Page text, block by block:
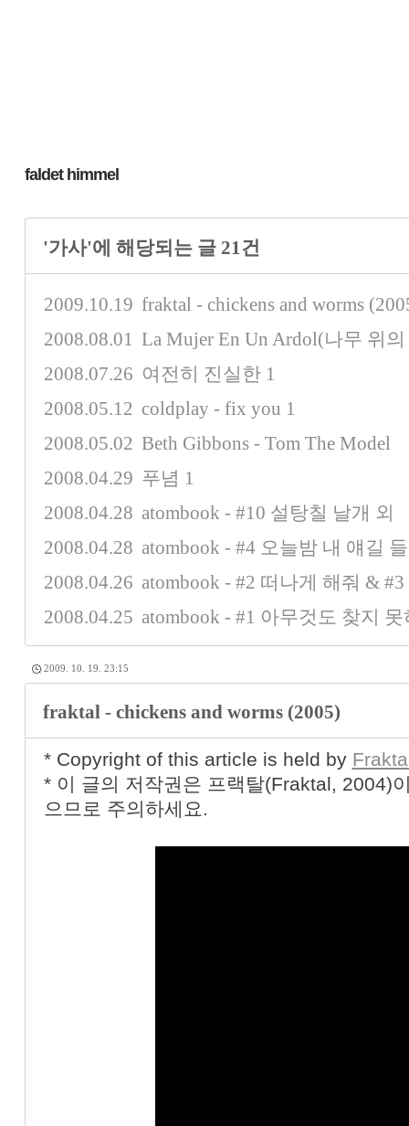
faldet himmel
'가사'에 해당되는 글 21건
2009.10.19 fraktal - chickens and worms
2008.08.01 La Mujer En Un Ardol(나무 위
2008.07.26 여전히 진실한 1
2008.05.12 coldplay - fix you 1
2008.05.02 Beth Gibbons - Tom The Model
2008.04.29 푸념 1
2008.04.28 atombook - #10 설탕칠 날개 외
2008.04.28 atombook - #4 오늘밤 내 얘길
2008.04.26 atombook - #2 떠나게 해줘 &
2008.04.25 atombook - #1 아무것도 찾지 못
2009. 10. 19. 23:15
fraktal - chickens and worms (2005)
* Copyright of this article is held by
* 이 글의 저작권은 프랙탈(Fraktal, 2004)
으므로 주의하세요.